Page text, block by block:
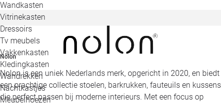
Wandkasten
Vitrinekasten
Dressoirs
Tv meubels
Vakkenkasten
Kledingkasten
Wandrekken
Nachtkastjes
Meubelhoezen
Nolon
Nolon is een uniek Nederlands merk, opgericht in 2020, en biedt
een prachtige collectie stoelen, barkrukken, fauteuils en kussens
die perfect passen bij moderne interieurs. Met een focus op